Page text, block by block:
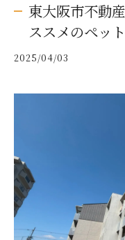
東大阪市不動
ススメのペッ
2025/04/03